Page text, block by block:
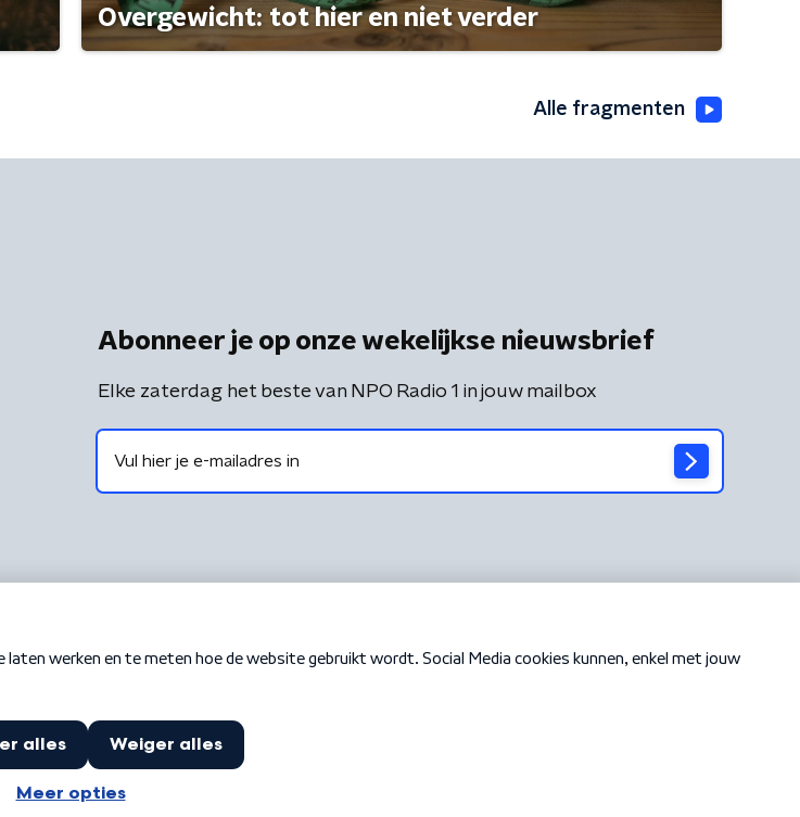
Overgewicht: tot hier en niet verder
Alle fragmenten
Abonneer je op onze wekelijkse nieuwsbrief
Elke zaterdag het beste van NPO Radio 1 in jouw mailbox